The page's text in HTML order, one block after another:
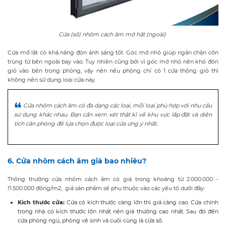
Cửa (sổ) nhôm cách âm mở hất (ngoài)
Cửa mở lật có khả năng đón ánh sáng tốt. Góc mở nhỏ giúp ngăn chặn côn
trùng từ bên ngoài bay vào. Tuy nhiên cũng bởi vì góc mở nhỏ nên khó đón
gió vào bên trong phòng, vậy nên nếu phòng chỉ có 1 cửa thông gió thì
không nên sử dụng loại cửa này.
Cửa nhôm cách âm có đa dạng các loại, mỗi loại phù hợp với nhu cầu
sử dụng khác nhau. Bạn cần xem xét thật kĩ về khu vực lắp đặt và diện
tích căn phòng để lựa chọn được loại cửa ưng ý nhất.
6. Cửa nhôm cách âm giá bao nhiêu?
Thông thường cửa nhôm cách âm có giá trong khoảng từ 2.000.000 -
11.500.000 đồng/m2, giá sản phẩm sẽ phụ thuộc vào các yếu tố dưới đây:
Kích thước cửa: Cửa có kích thước càng lớn thì giá càng cao. Cửa chính
trong nhà có kích thước lớn nhất nên giá thường cao nhất. Sau đó đến
cửa phòng ngủ, phòng vệ sinh và cuối cùng là cửa sổ.